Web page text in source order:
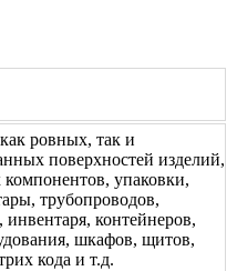
ровных, так и
поверхностей изделий,
упаковки,
трубопроводов,
инвентаря, контейнеров,
шкафов, щитов,
кода и т.д.